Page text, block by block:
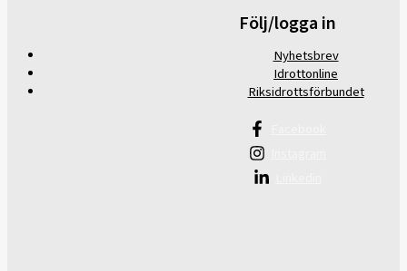
Följ/logga in
Nyhetsbrev
Idrottonline
Riksidrottsförbundet